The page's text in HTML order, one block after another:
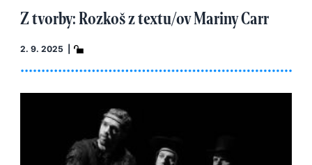
Z tvorby: Rozkoš z textu/ov Mariny Carr
2. 9. 2025 |